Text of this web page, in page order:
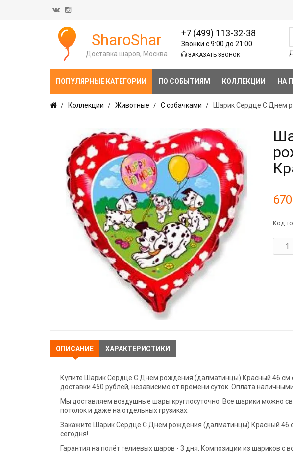
SharoShar
Доставка шаров, Москва
+7 (499) 113-32-38
Звонки с 9:00 до 21:00
ЗАКАЗАТЬ ЗВОНОК
ПОПУЛЯРНЫЕ КАТЕГОРИИ ПО СОБЫТИЯМ КОЛЛЕКЦИИ НА
Коллекции Животные С собачками Шарик Сердце С Днем
Код
ОПИСАНИЕ ХАРАКТЕРИСТИКИ
Купите Шарик Сердце С Днем рождения (далматинцы) Красный 46 см
доставки 450 рублей, независимо от времени суток. Оплата
Мы доставляем воздушные шары круглосуточно. Все шарики можно
потолок и даже на отдельных грузиках.
Закажите Шарик Сердце С Днем рождения (далматинцы) Красный 46
сегодня!
Гарантия на полёт гелиевых шаров - 3 дня. Композиции из шариков с